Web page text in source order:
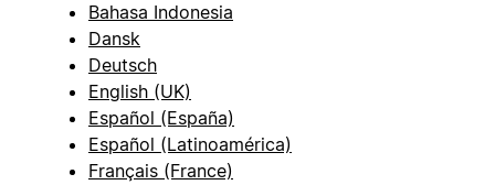
Bahasa Indonesia
Dansk
Deutsch
English (UK)
Español (España)
Español (Latinoamérica)
Français (France)